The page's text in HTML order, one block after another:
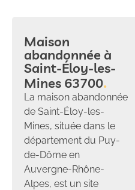
Maison
abandonnée à
Saint-Éloy-les-
Mines 63700
La maison abandonnée
de Saint-Éloy-les-
Mines, située dans le
département du Puy-
de-Dôme en
Auvergne-Rhône-
Alpes, est un site